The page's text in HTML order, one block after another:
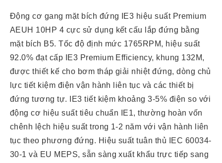
Động cơ gang mặt bích đứng IE3 hiệu suất Premium
AEUH 10HP 4 cực sử dụng kết cấu lắp đứng bằng
mặt bích B5. Tốc độ định mức 1765RPM, hiệu suất
92.0% đạt cấp IE3 Premium Efficiency, khung 132M,
được thiết kế cho bơm tháp giải nhiệt đứng, dòng chủ
lực tiết kiệm điện vận hành liên tục và các thiết bị
đứng tương tự. IE3 tiết kiệm khoảng 3-5% điện so với
động cơ hiệu suất tiêu chuẩn IE1, thường hoàn vốn
chênh lệch hiệu suất trong 1-2 năm với vận hành liên
tục theo phương đứng. Hiệu suất tuân thủ IEC 60034-
30-1 và EU MEPS, sẵn sàng xuất khẩu trực tiếp sang